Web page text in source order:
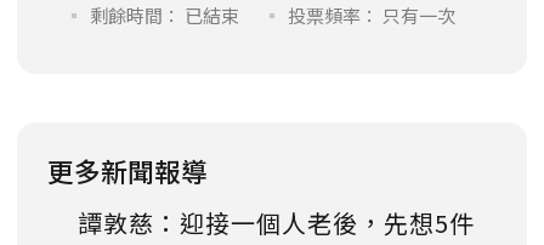
剩餘時間： 已結束
投票頻率： 只有一次
更多新聞報導
譚敦慈：迎接一個人老後，先想5件